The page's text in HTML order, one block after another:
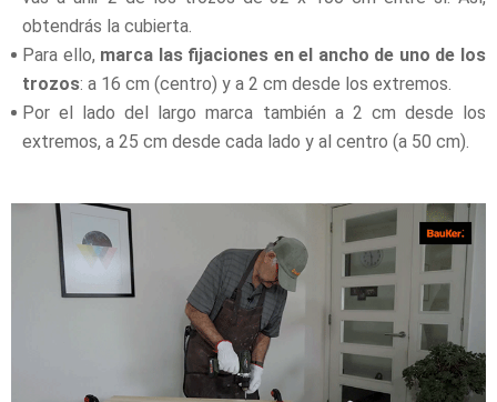
obtendrás la cubierta.
Para ello, marca las fijaciones en el ancho de uno de los
trozos: a 16 cm (centro) y a 2 cm desde los extremos.
Por el lado del largo marca también a 2 cm desde los
extremos, a 25 cm desde cada lado y al centro (a 50 cm).